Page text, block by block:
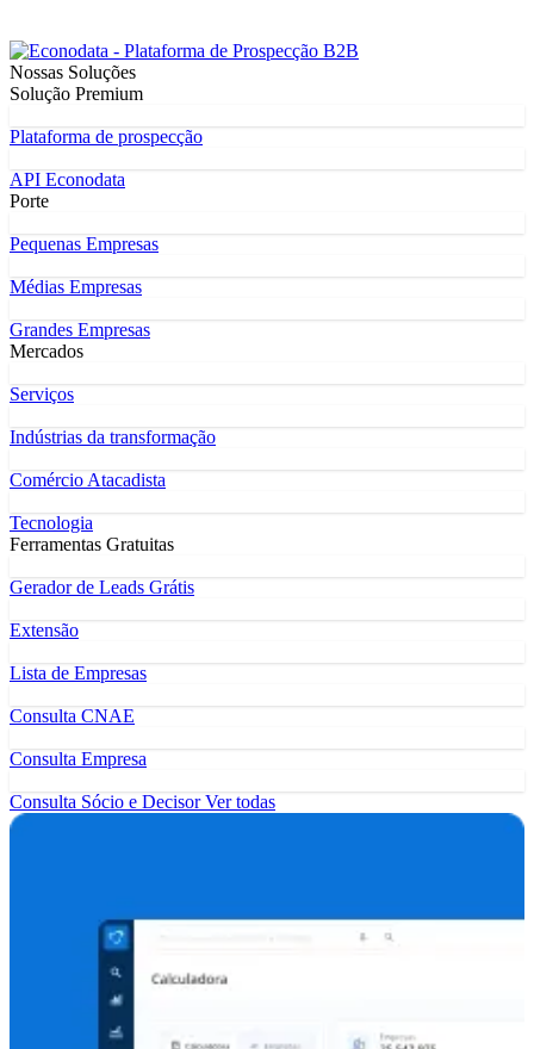
Nossas Soluções
Solução Premium
Plataforma de prospecção
API Econodata
Porte
Pequenas Empresas
Médias Empresas
Grandes Empresas
Mercados
Serviços
Indústrias da transformação
Comércio Atacadista
Tecnologia
Ferramentas Gratuitas
Gerador de Leads Grátis
Extensão
Lista de Empresas
Consulta CNAE
Consulta Empresa
Consulta Sócio e DecisorVer todas